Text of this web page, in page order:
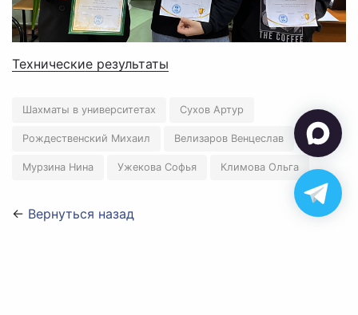
Технические результаты
Шахматы в университетах Сухов Артур
Рождественский Михаил Велизаров Венцеслав
Мурзина Нина Ужекова Софья Климова Ольга
← Вернуться назад